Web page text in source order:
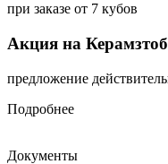
при заказе от 7 кубов
Акция на
предложение
Подробнее
Документы